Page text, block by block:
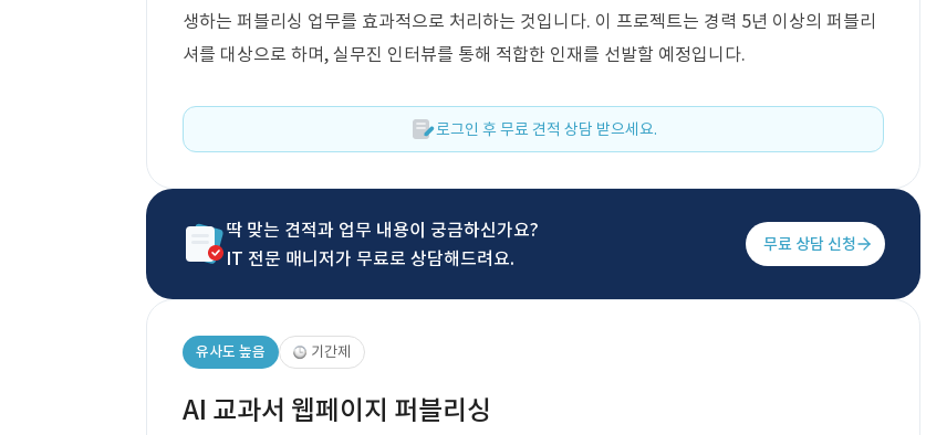
생하는 퍼블리싱 업무를 효과적으로 처리하는 것입니다. 이 프로젝트는 경력 5년 이상의 퍼블리
셔를 대상으로 하며, 실무진 인터뷰를 통해 적합한 인재를 선발할 예정입니다.
로그인 후 무료 견적 상담 받으세요.
딱 맞는 견적과 업무 내용이 궁금하신가요?
IT 전문 매니저가 무료로 상담해드려요.
무료 상담 신청
유사도 높음 기간제
AI 교과서 웹페이지 퍼블리싱